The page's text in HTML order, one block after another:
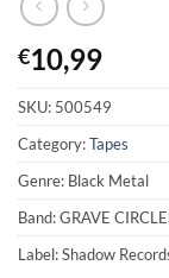
€10,99
SKU: 500549
Category:Tapes
Genre: Black Metal
Band: GRAVE
Label: Shadow